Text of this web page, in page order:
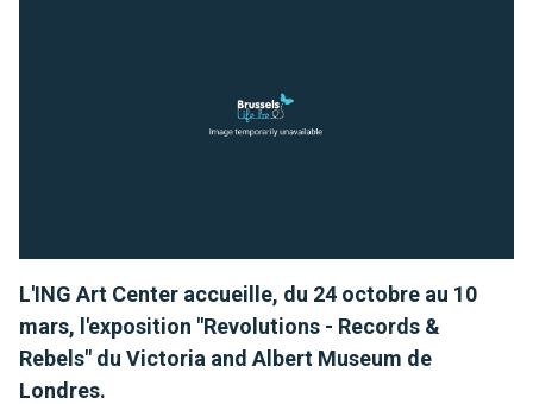
L'ING Art Center accueille, du 24 octobre au 10
mars, l'exposition "Revolutions - Records &
Rebels" du Victoria and Albert Museum de
Londres.